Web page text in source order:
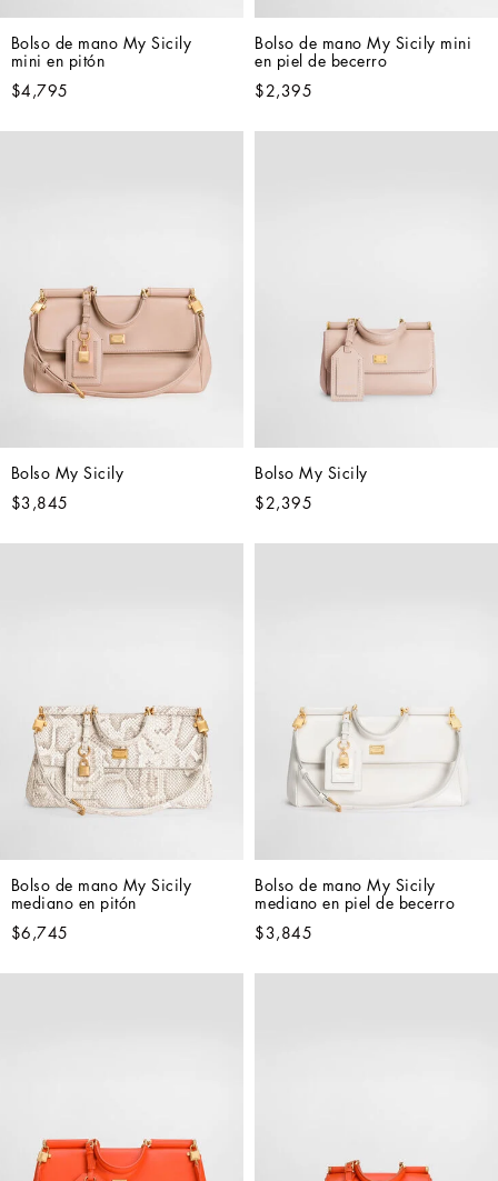
Bolso de mano My Sicily
mini en pitón
$4,795
Bolso de mano My Sicily mini
en piel de becerro
$2,395
Bolso My Sicily
$3,845
Bolso My Sicily
$2,395
Bolso de mano My Sicily
mediano en pitón
$6,745
Bolso de mano My Sicily
mediano en piel de becerro
$3,845